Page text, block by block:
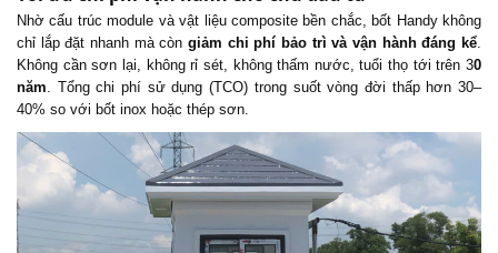
Nhờ cấu trúc module và vật liệu composite bền chắc, bốt Handy không
chỉ lắp đặt nhanh mà còn giảm chi phí bảo trì và vận hành đáng kể
Không cần sơn lại, không rỉ sét, không thấm nước, tuổi thọ tới trên 30
năm . Tổng chi phí sử dụng (TCO) trong suốt vòng đời thấp hơn 30–
40% so với bốt inox hoặc thép sơn.